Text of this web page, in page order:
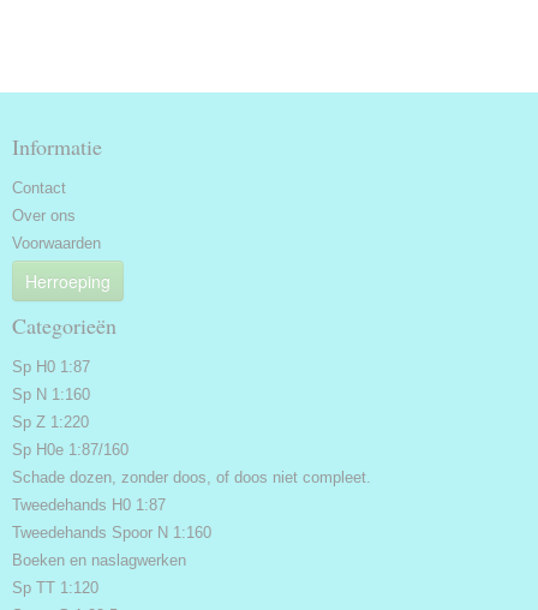
Informatie
Contact
Over ons
Voorwaarden
Herroeping
Categorieën
Sp H0 1:87
Sp N 1:160
Sp Z 1:220
Sp H0e 1:87/160
Schade dozen, zonder doos, of doos niet compleet.
Tweedehands H0 1:87
Tweedehands Spoor N 1:160
Boeken en naslagwerken
Sp TT 1:120